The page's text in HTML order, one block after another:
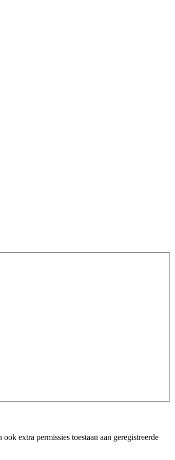
extra permissies toestaan aan geregistreerde